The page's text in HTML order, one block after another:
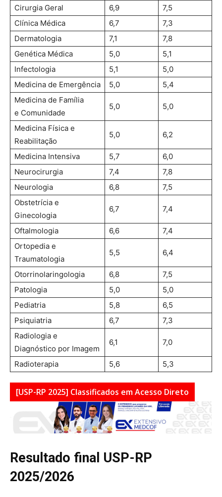
Cirurgia Geral
6,9
7,5
Clínica Médica
6,7
7,3
Dermatologia
7,1
7,8
Genética Médica
5,0
5,1
Infectologia
5,1
5,0
Medicina de Emergência
5,0
5,4
Medicina de Família
e Comunidade
5,0 5,0
Medicina Física e
Reabilitação
5,0 6,2
Medicina Intensiva 5,7
6,0
Neurocirurgia
7,4
7,8
Neurologia
6,8
7,5
Obstetrícia e
Ginecologia
6,7 7,4
Oftalmologia 6,6
7,4
Ortopedia e
Traumatologia
5,5 6,4
Otorrinolaringologia 6,8
7,5
Patologia
5,0
5,0
Pediatria
5,8
6,5
Psiquiatria
6,7
7,3
Radiologia e
Diagnóstico por Imagem
6,1 7,0
Radioterapia 5,6 5,3
[USP-RP 2025] Classificados em Acesso Direto
Resultado final USP-RP
2025/2026